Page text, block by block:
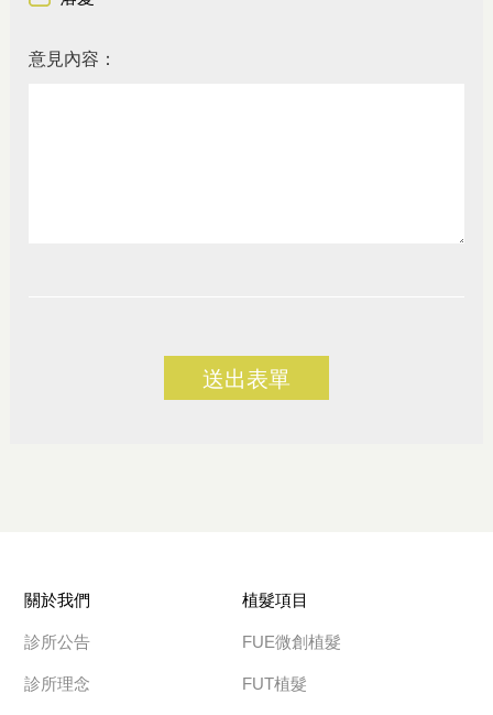
意見內容：
送出表單
關於我們
診所公告
診所理念
植髮項目
FUE微創植髮
FUT植髮